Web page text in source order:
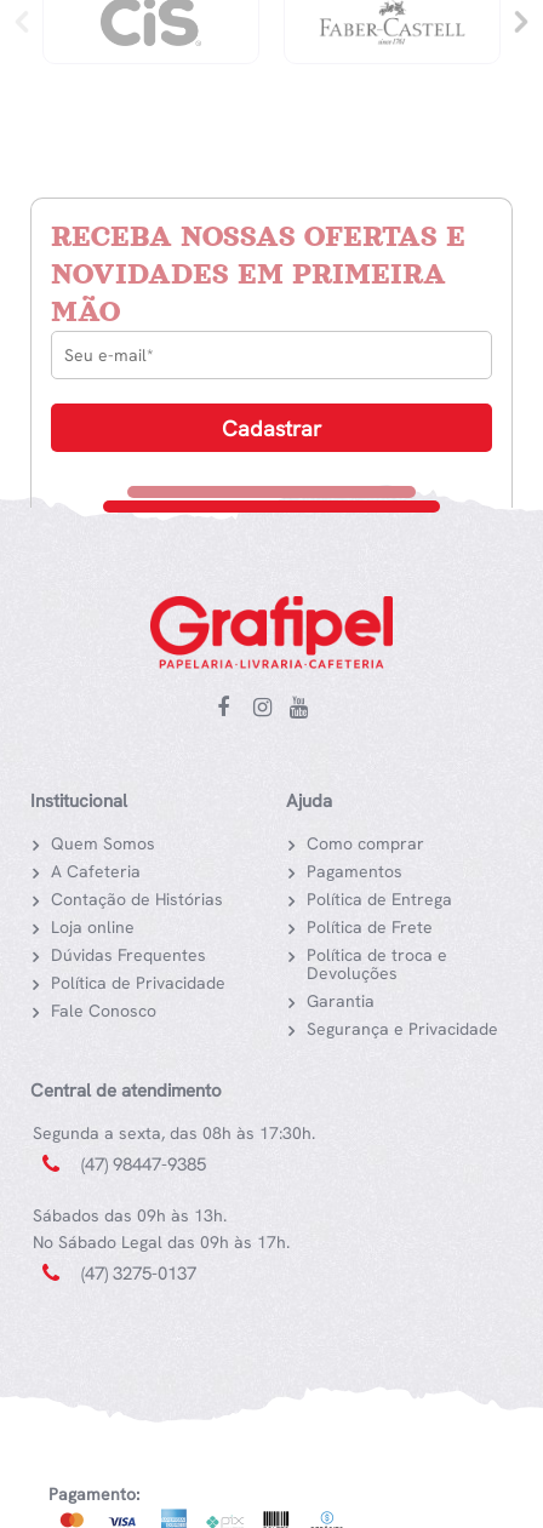
RECEBA NOSSAS OFERTAS E
NOVIDADES EM PRIMEIRA
MÃO
Institucional
Quem Somos
A Cafeteria
Contação de Histórias
Loja online
Dúvidas Frequentes
Política de Privacidade
Fale Conosco
Ajuda
Como comprar
Pagamentos
Política de Entrega
Política de Frete
Política de troca e
Devoluções
Garantia
Segurança e Privacidade
Central de atendimento
Segunda a sexta, das 08h às 17:30h.
(47) 98447-9385
Sábados das 09h às 13h.
No Sábado Legal das 09h às 17h.
(47) 3275-0137
Pagamento: